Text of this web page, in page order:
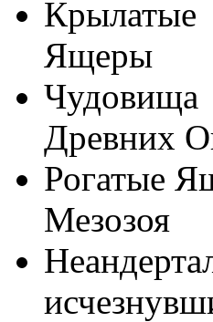
Крылатые
Ящеры
Чудовища
Древних
Рогатые
Мезозоя